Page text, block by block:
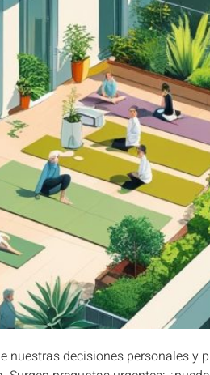
decisiones personales y